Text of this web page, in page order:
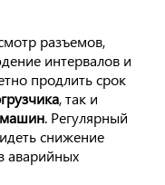
разъемов,
интервалов и
продлить срок
, так и
машин. Регулярный
снижение
аварийных